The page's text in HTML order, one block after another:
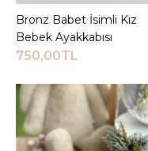
Sepete Ekle
Bronz Babet İsimli Kız
Bebek Ayakkabısı
750,00TL